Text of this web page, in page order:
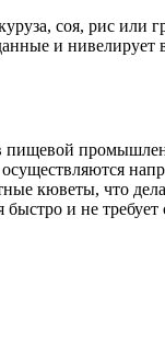
соя, рис
и
пищевой
кюветы, что
и не